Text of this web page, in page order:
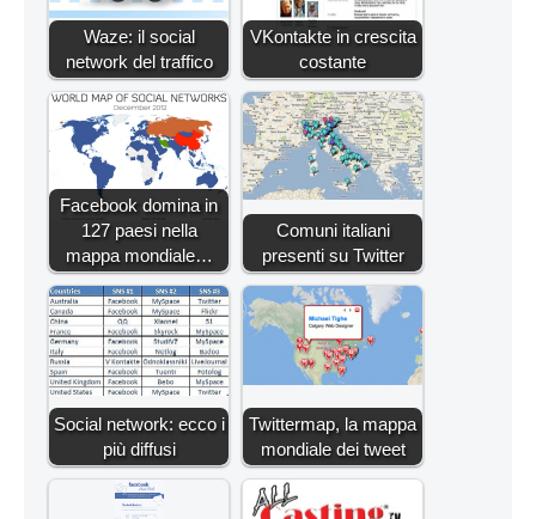
Waze: il social
network del traffico
VKontakte in crescita
costante
Facebook domina in
127 paesi nella
mappa mondiale…
Comuni italiani
presenti su Twitter
Social network: ecco i
più diffusi
Twittermap, la mappa
mondiale dei tweet